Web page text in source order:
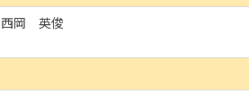
西岡 英俊